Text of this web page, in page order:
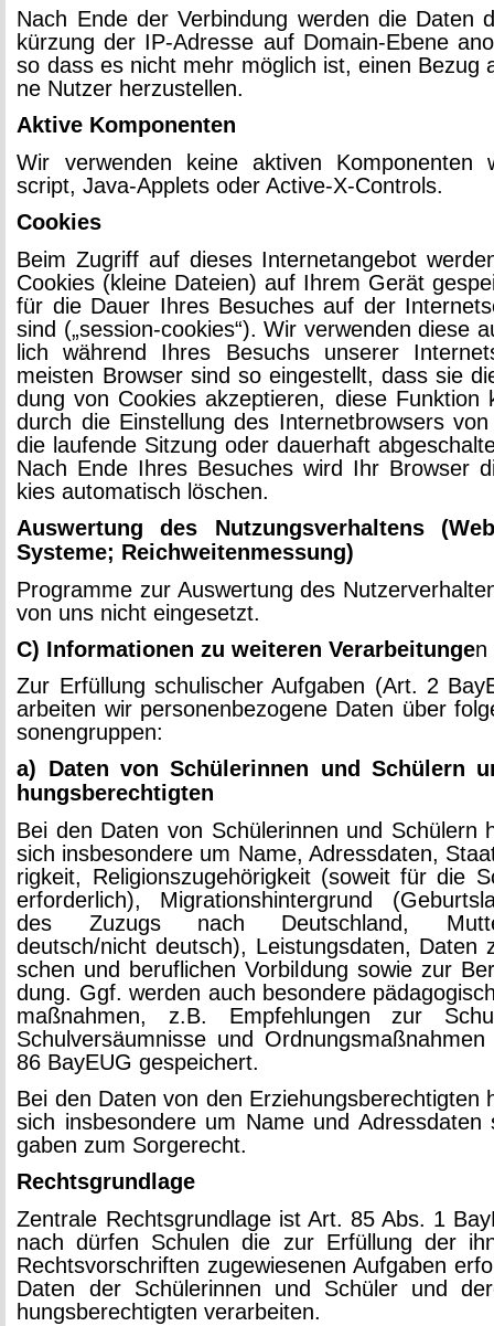
Nach Ende der Ver­bin­dung wer­den die Daten
kür­zung der IP-Adres­se auf Do­main-Ebe­ne
so dass es nicht mehr mög­lich ist, einen Bezug
ne Nut­zer her­zu­stel­len.
Ak­ti­ve Kom­po­nen­ten
Wir ver­wen­den keine ak­ti­ven Kom­po­nen­ten
script, Ja­va-App­lets oder Ac­tive-X-Con­trols.
Coo­kies
Beim Zu­griff auf die­ses In­ter­net­an­ge­bot
Coo­kies (klei­ne Da­tei­en) auf Ihrem Gerät
für die Dauer Ihres Be­su­ches auf der
sind („ses­si­on-coo­kies“). Wir ver­wen­den diese
lich wäh­rend Ihres Be­suchs un­se­rer
meis­ten Brow­ser sind so ein­ge­stellt, dass sie
dung von Coo­kies ak­zep­tie­ren, diese Funk­ti­on
durch die Ein­stel­lung des In­ter­net­brow­sers
die lau­fen­de Sit­zung oder dau­er­haft
Nach Ende Ihres Be­su­ches wird Ihr Brow­ser
kies au­to­ma­tisch lö­schen.
Aus­wer­tung des Nut­zungs­ver­hal­tens
Sys­te­me; Reich­wei­ten­mes­sung)
Pro­gram­me zur Aus­wer­tung des
von uns nicht ein­ge­setzt.
C) In­for­ma­tio­nen zu wei­te­ren Ver­ar­bei­tun­gen
Zur Er­fül­lung schu­li­scher Auf­ga­ben (Art. 2
ar­bei­ten wir per­so­nen­be­zo­ge­ne Daten über
so­nen­grup­pen:
a) Daten von Schü­le­rin­nen und Schü­lern
hungs­be­rech­tig­ten
Bei den Daten von Schü­le­rin­nen und Schü­lern
sich ins­be­son­de­re um Name, Adress­da­ten,
rig­keit, Re­li­gi­ons­zu­ge­hö­rig­keit (so­weit für die
er­for­der­lich), Mi­gra­ti­ons­hin­ter­grund
des Zu­zugs nach Deutsch­land,
deutsch/nicht deutsch), Leis­tungs­da­ten, Daten
schen und be­ruf­li­chen Vor­bil­dung sowie zur
dung. Ggf. wer­den auch be­son­de­re
maß­nah­men, z.B. Emp­feh­lun­gen zur
Schul­ver­säum­nis­se und
86 Ba­y­EUG ge­spei­chert.
Bei den Daten von den Er­zie­hungs­be­rech­tig­ten
sich ins­be­son­de­re um Name und
ga­ben zum Sor­ge­recht.
Rechts­grund­la­ge
Zen­tra­le Rechts­grund­la­ge ist Art. 85 Abs. 1
nach dür­fen Schu­len die zur Er­fül­lung der
Rechts­vor­schrif­ten zu­ge­wie­se­nen Auf­ga­ben
Daten der Schü­le­rin­nen und Schü­ler und
hungs­be­rech­tig­ten ver­ar­bei­ten.